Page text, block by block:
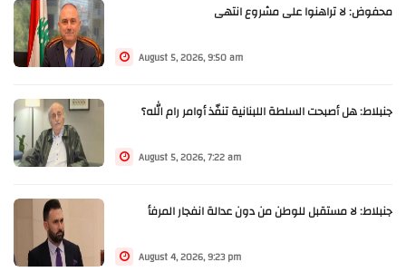
محفوض: لا تراهنوا على مشروع انتهى
August 5, 2026, 9:50 am
جنبلاط: هل أصبحت السلطة اللبنانية تنفّذ أوامر رام الله؟
August 5, 2026, 7:22 am
جنبلاط: لا مستقبل للوطن من دون عدالة انفجار المرفأ
August 4, 2026, 9:23 pm